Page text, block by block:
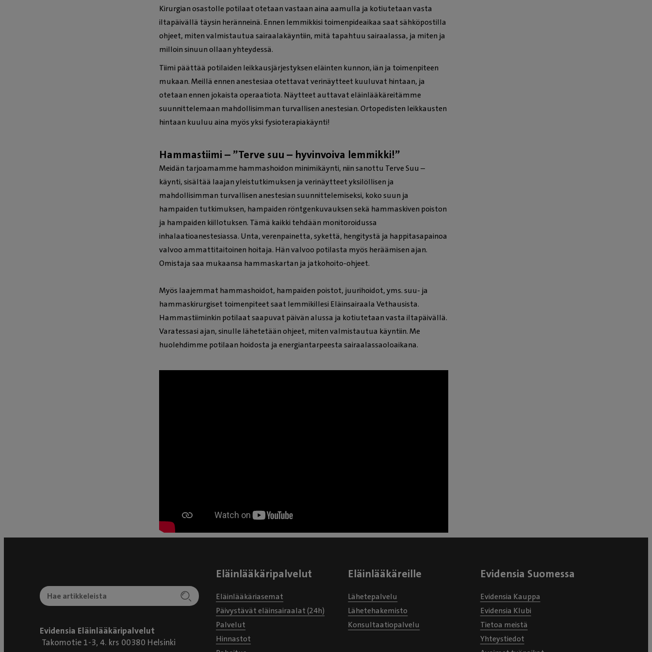
Kirurgian osastolle potilaat otetaan vastaan aina aamulla ja kotiutetaan vasta
iltapäivällä täysin heränneinä. Ennen lemmikkisi toimenpideaikaa saat sähköpostilla
ohjeet, miten valmistautua sairaalakäyntiin, mitä tapahtuu sairaalassa, ja miten ja
milloin sinuun ollaan yhteydessä.
Tiimi päättää potilaiden leikkausjärjestyksen eläinten kunnon, iän ja toimenpiteen
mukaan. Meillä ennen anestesiaa otettavat verinäytteet kuuluvat hintaan, ja
otetaan ennen jokaista operaatiota. Näytteet auttavat eläinlääkäreitämme
suunnittelemaan mahdollisimman turvallisen anestesian. Ortopedisten leikkausten
hintaan kuuluu aina myös yksi fysioterapiakäynti!
Hammastiimi – ”Terve suu – hyvinvoiva lemmikki!”
Meidän tarjoamamme hammashoidon minimikäynti, niin sanottu Terve Suu –
käynti, sisältää laajan yleistutkimuksen ja verinäytteet yksilöllisen ja
mahdollisimman turvallisen anestesian suunnittelemiseksi, koko suun ja
hampaiden tutkimuksen, hampaiden röntgenkuvauksen sekä hammaskiven poiston
ja hampaiden kiillotuksen. Tämä kaikki tehdään monitoroidussa
inhalaatioanestesiassa. Unta, verenpainetta, sykettä, hengitystä ja happitasapainoa
valvoo ammattitaitoinen hoitaja. Hän valvoo potilasta myös heräämisen ajan.
Omistaja saa mukaansa hammaskartan ja jatkohoito-ohjeet.
Myös laajemmat hammashoidot, hampaiden poistot, juurihoidot, yms. suu- ja
hammaskirurgiset toimenpiteet saat lemmikillesi Eläinsairaala Vethausista.
Hammastiiminkin potilaat saapuvat päivän alussa ja kotiutetaan vasta iltapäivällä.
Varatessasi ajan, sinulle lähetetään ohjeet, miten valmistautua käyntiin. Me
huolehdimme potilaan hoidosta ja energiantarpeesta sairaalassaoloaikana.
Evidensia Eläinlääkäripalvelut
Takomotie 1-3, 4. krs 00380 Helsinki
Eläinlääkäripalvelut
Eläinlääkäriasemat
Päivystävät eläinsairaalat (24h)
Palvelut
Hinnastot
Eläinlääkäreille
Lähetepalvelu
Lähetehakemisto
Konsultaatiopalvelu
Evidensia Suomessa
Evidensia Kauppa
Evidensia Klubi
Tietoa meistä
Yhteystiedot